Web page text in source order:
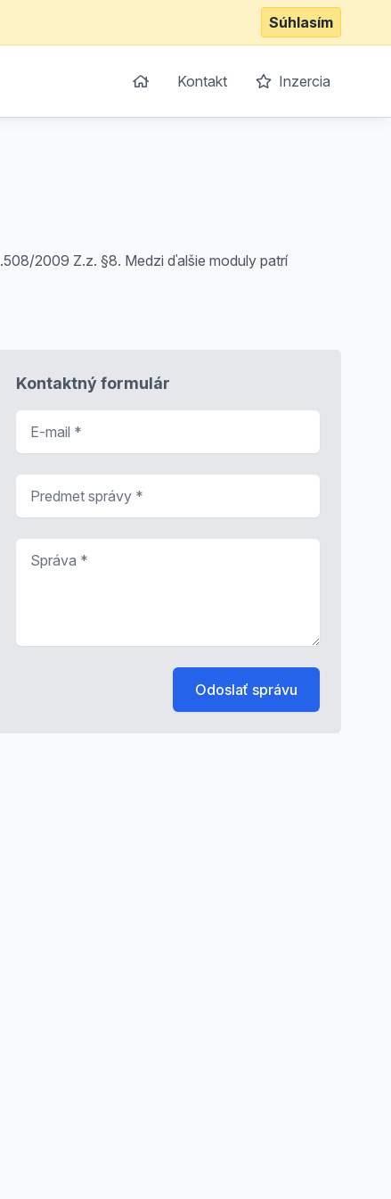
Súhlasím
Kontakt Inzercia
2009 Z.z. §8. Medzi ďalšie moduly patrí
Kontaktný formulár
Odoslať správu